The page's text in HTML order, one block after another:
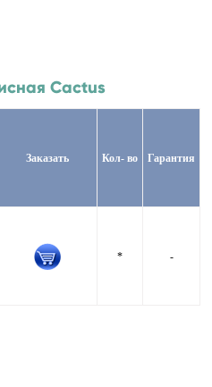
Cactus
Заказать Кол- во Гарантия
* -